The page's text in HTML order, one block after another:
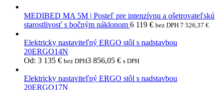
MEDIBED MA 5M | Posteľ pre intenzívnu a ošetrovateľskú
starostlivosť s bočným náklonom 6 119 € bez DPH 7 526,37 €
Elektricky nastaviteľný ERGO stôl s nadstavbou
20ERGO14N
Od: 3 135 € bez DPH3 856,05 € s DPH
Elektricky nastaviteľný ERGO stôl s nadstavbou
20ERGO17N